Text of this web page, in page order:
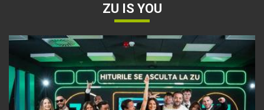
Bătălie strânsă la Hitul Monstru Al
Verii: Cabron versus Faydee
21 Iulie
ZU IS YOU